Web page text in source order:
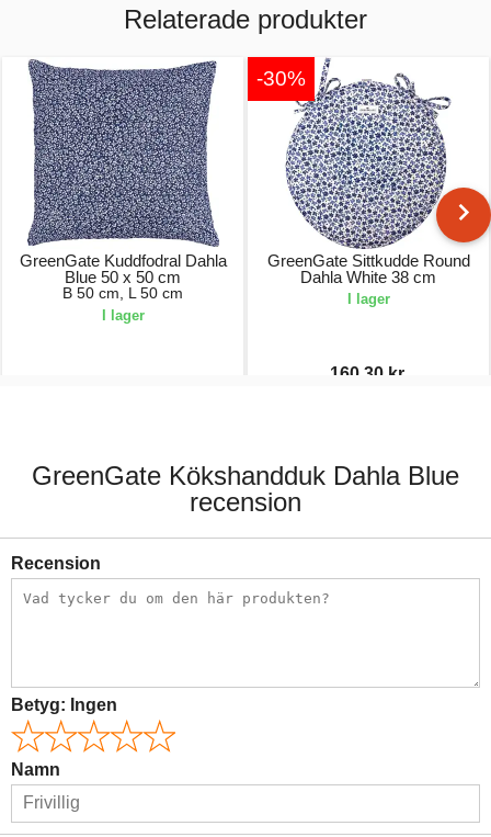
Relaterade produkter
GreenGate Kuddfodral Dahla
Blue 50 x 50 cm
B 50 cm, L 50 cm
I lager
-30%
GreenGate Sittkudde Round
Dahla White 38 cm
I lager
160,30 kr.
GreenGate Kökshandduk Dahla Blue
recension
Recension
Betyg: Ingen
Namn